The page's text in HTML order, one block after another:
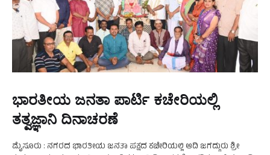
ಭಾರತೀಯ ಜನತಾ ಪಾರ್ಟಿ ಕಚೇರಿಯಲ್ಲಿ
ತತ್ವಜ್ಞಾನಿ ದಿನಾಚರಣೆ
ಮೈಸೂರು : ನಗರದ ಭಾರತೀಯ ಜನತಾ ಪಕ್ಷದ ಕಚೇರಿಯಲ್ಲಿ ಆದಿ ಜಗದ್ಗುರು ಶ್ರೀ